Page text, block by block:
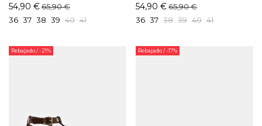
54,90 €65,90 €
36 37 38 39 40 41
54,90 € 65,90 €
36 37 38 39 40 41
Rebajado/ -21% Rebajado/ -17%